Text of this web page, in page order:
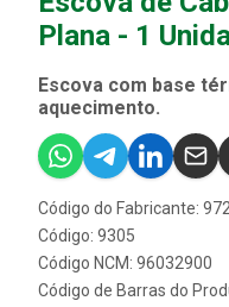
Plana - 1
Escova com base
aquecimento.
Código do Fabricante:
Código: 9305
Código NCM: 96032900
Código de Barras do